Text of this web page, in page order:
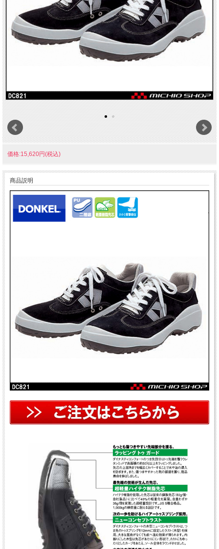
価格:15,620円(税込)
商品説明